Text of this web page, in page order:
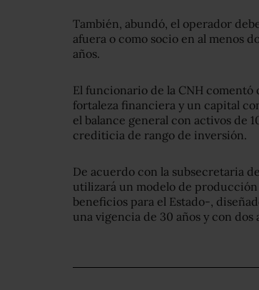
También, abundó, el operador
afuera o como socio en al menos
años.
El funcionario de la CNH comentó
fortaleza financiera y un capital
el balance general con activos de
crediticia de rango de inversión.
De acuerdo con la subsecretaria
utilizará un modelo de
beneficios para el Estado-,
una vigencia de 30 años y con